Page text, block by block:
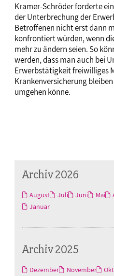
Kramer-Schröder forderte
der Unterbrechung der
Betroffenen nicht erst dann
konfrontiert würden, wenn
mehr zu ändern seien. So
werden, dass man auch bei
Erwerbstätigkeit freiwilliges
Krankenversicherung
umgehen könne.
Archiv 2026
August Juli Juni Mai
Januar
Archiv 2025
Dezember November